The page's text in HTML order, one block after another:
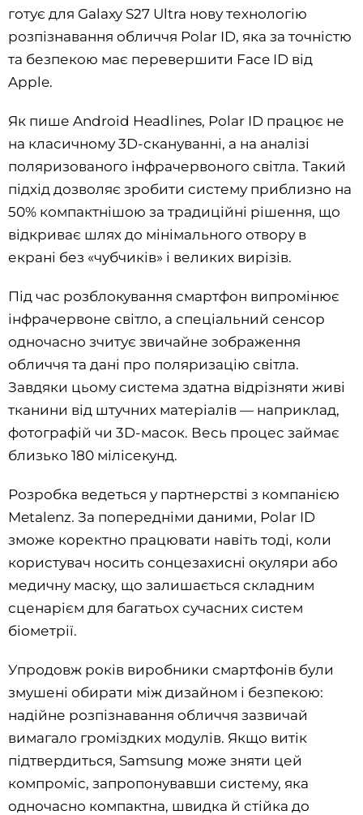
готує для Galaxy S27 Ultra нову технологію
розпізнавання обличчя Polar ID, яка за точністю
та безпекою має перевершити Face ID від
Apple.
Як пише Android Headlines, Polar ID працює не
на класичному 3D-скануванні, а на аналізі
поляризованого інфрачервоного світла. Такий
підхід дозволяє зробити систему приблизно на
50% компактнішою за традиційні рішення, що
відкриває шлях до мінімального отвору в
екрані без «чубчиків» і великих вирізів.
Під час розблокування смартфон випромінює
інфрачервоне світло, а спеціальний сенсор
одночасно зчитує звичайне зображення
обличчя та дані про поляризацію світла.
Завдяки цьому система здатна відрізняти живі
тканини від штучних матеріалів — наприклад,
фотографій чи 3D-масок. Весь процес займає
близько 180 мілісекунд.
Розробка ведеться у партнерстві з компанією
Metalenz. За попередніми даними, Polar ID
зможе коректно працювати навіть тоді, коли
користувач носить сонцезахисні окуляри або
медичну маску, що залишається складним
сценарієм для багатьох сучасних систем
біометрії.
Упродовж років виробники смартфонів були
змушені обирати між дизайном і безпекою:
надійне розпізнавання обличчя зазвичай
вимагало громіздких модулів. Якщо витік
підтвердиться, Samsung може зняти цей
компроміс, запропонувавши систему, яка
одночасно компактна, швидка й стійка до